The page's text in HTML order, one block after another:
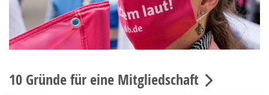
10 Gründe für eine Mitgliedschaft